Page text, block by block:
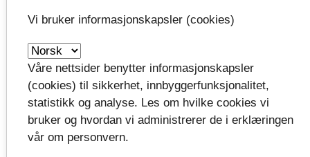
Ben Ståle Leirvåg. Foto: Kristine Mellefoss
Ben Leirvåg, seksjonssjef for kompetanse og
integrering, sier han ser frem til å følge arbeidet med
prosjektet.
Vi bruker informasjonskapsler (cookies)
Våre nettsider benytter informasjonskapsler
(cookies) til sikkerhet, innbyggerfunksjonalitet,
statistikk og analyse. Les om hvilke cookies vi
bruker og hvordan vi administrerer de i erklæringen
vår om personvern.